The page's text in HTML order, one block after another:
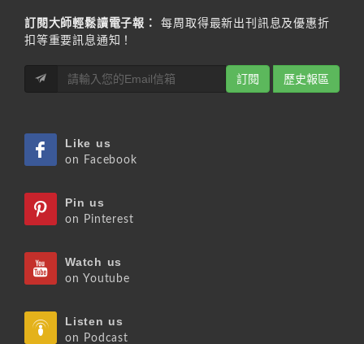
訂閱大師輕鬆讀電子報：
每周取得最新出刊訊息及優惠折
扣等重要訊息通知！
訂閱 歷史報區
Like us
on Facebook
Pin us
on Pinterest
Watch us
on Youtube
Listen us
on Podcast